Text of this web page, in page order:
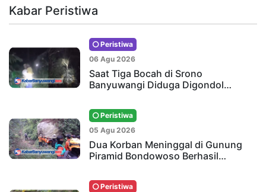
Kabar Peristiwa
Peristiwa
06 Agu 2026
Saat Tiga Bocah di Srono
Banyuwangi Diduga Digondol…
Peristiwa
05 Agu 2026
Dua Korban Meninggal di Gunung
Piramid Bondowoso Berhasil…
Peristiwa